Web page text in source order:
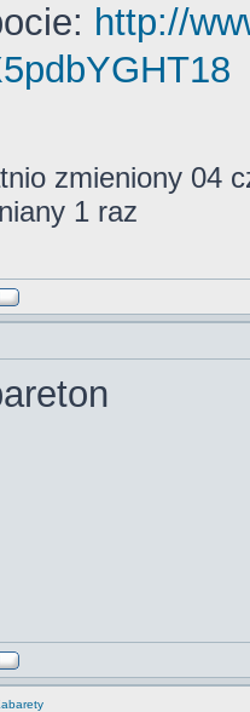
http://
zmieniony 04
1 raz